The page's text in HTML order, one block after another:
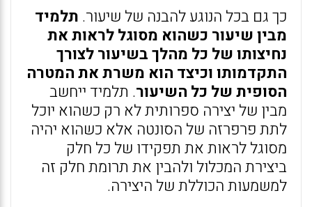
כך גם בכל הנוגע להבנה של שיעור. תלמיד
מבין שיעור כשהוא מסוגל לראות את
נחיצותו של כל מהלך בשיעור לצורך
התקדמותו וכיצד הוא משרת את המטרה
הסופית של כל השיעור. תלמיד ייחשב
מבין של יצירה ספרותית לא רק כשהוא יוכל
לתת פרפרזה של הסונטה אלא כשהוא יהיה
מסוגל לראות את תפקידו של כל חלק
ביצירת המכלול ולהבין את תרומת חלק זה
למשמעות הכוללת של היצירה.